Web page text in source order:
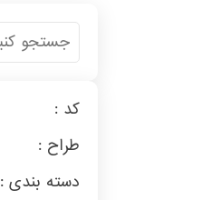
کد :
طراح :
دسته بندی :